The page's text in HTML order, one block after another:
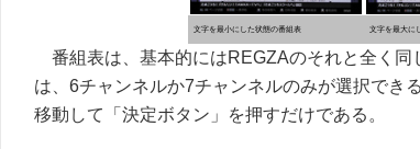
文字を最小にした状態の番組表 文字を最大に
番組表は、基本的にはREGZAのそれと全く同
は、6チャンネルか7チャンネルのみが選択でき
移動して「決定ボタン」を押すだけである。